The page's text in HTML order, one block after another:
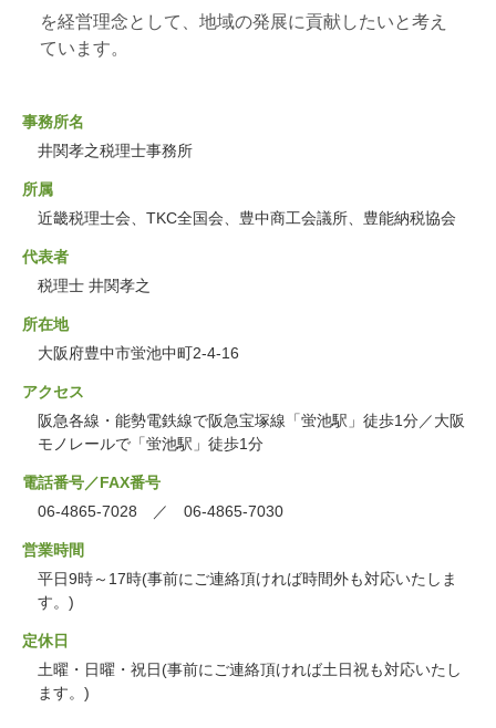
を経営理念として、地域の発展に貢献したいと考え
ています。
事務所名
井関孝之税理士事務所
所属
近畿税理士会、TKC全国会、豊中商工会議所、豊能納税協会
代表者
税理士 井関孝之
所在地
大阪府豊中市蛍池中町2-4-16
アクセス
阪急各線・能勢電鉄線で阪急宝塚線「蛍池駅」徒歩1分／大阪
モノレールで「蛍池駅」徒歩1分
電話番号／FAX番号
06-4865-7028 ／ 06-4865-7030
営業時間
平日9時～17時(事前にご連絡頂ければ時間外も対応いたしま
す。)
定休日
土曜・日曜・祝日(事前にご連絡頂ければ土日祝も対応いたし
ます。)